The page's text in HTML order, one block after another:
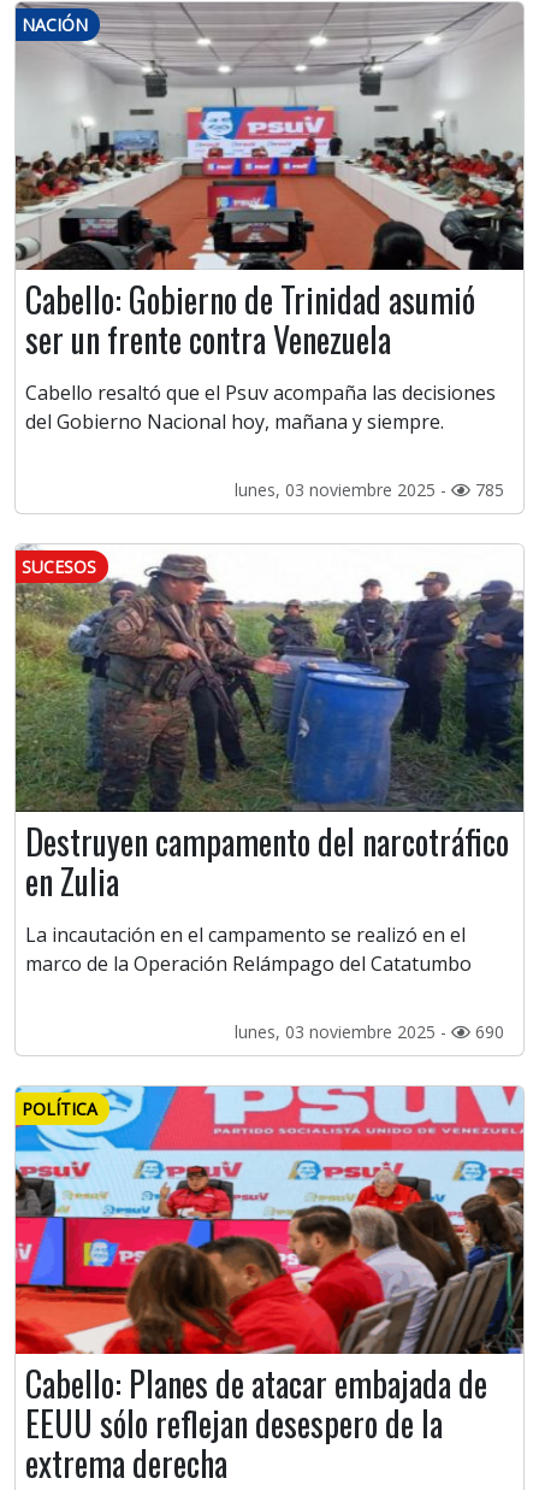
NACIÓN
Cabello: Gobierno de Trinidad asumió
ser un frente contra Venezuela
Cabello resaltó que el Psuv acompaña las decisiones
del Gobierno Nacional hoy, mañana y siempre.
lunes, 03 noviembre 2025 - 785
SUCESOS
Destruyen campamento del narcotráfico
en Zulia
La incautación en el campamento se realizó en el
marco de la Operación Relámpago del Catatumbo
lunes, 03 noviembre 2025 - 690
POLÍTICA
Cabello: Planes de atacar embajada de
EEUU sólo reflejan desespero de la
extrema derecha